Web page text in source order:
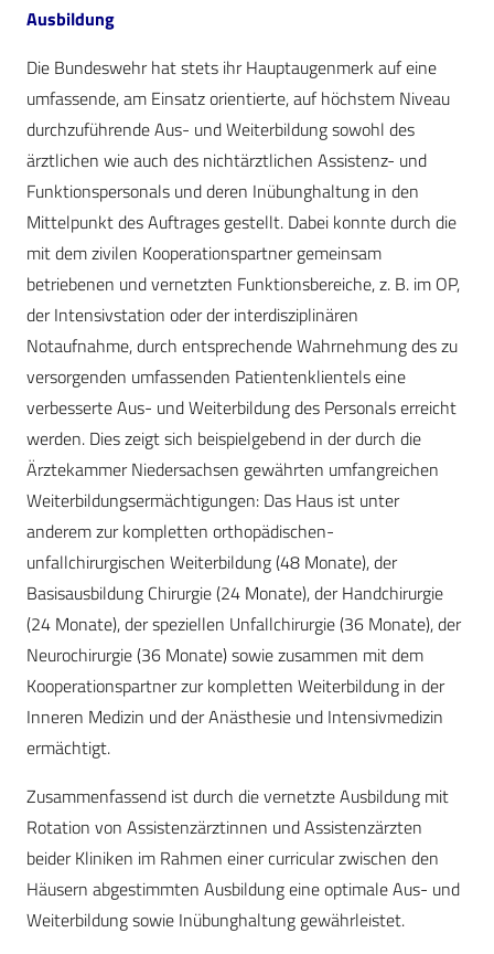
Ausbildung
Die Bundeswehr hat stets ihr Hauptaugenmerk auf eine
umfassende, am Einsatz orientierte, auf höchstem Niveau
durchzuführende Aus- und Weiterbildung sowohl des
ärztlichen wie auch des nichtärztlichen Assistenz- und
Funktionspersonals und deren Inübunghaltung in den
Mittelpunkt des Auftrages gestellt. Dabei konnte durch die
mit dem zivilen Kooperationspartner gemeinsam
betriebenen und vernetzten Funktionsbereiche, z. B. im OP,
der Intensivstation oder der interdisziplinären
Notaufnahme, durch entsprechende Wahrnehmung des zu
versorgenden umfassenden Patientenklientels eine
verbesserte Aus- und Weiterbildung des Personals erreicht
werden. Dies zeigt sich beispielgebend in der durch die
Ärztekammer Niedersachsen gewährten umfangreichen
Weiterbildungsermächtigungen: Das Haus ist unter
anderem zur kompletten orthopädischen-
unfallchirurgischen Weiterbildung (48 Monate), der
Basisausbildung Chirurgie (24 Monate), der Handchirurgie
(24 Monate), der speziellen Unfallchirurgie (36 Monate), der
Neurochirurgie (36 Monate) sowie zusammen mit dem
Kooperationspartner zur kompletten Weiterbildung in der
Inneren Medizin und der Anästhesie und Intensivmedizin
ermächtigt.
Zusammenfassend ist durch die vernetzte Ausbildung mit
Rotation von Assistenzärztinnen und Assistenzärzten
beider Kliniken im Rahmen einer curricular zwischen den
Häusern abgestimmten Ausbildung eine optimale Aus- und
Weiterbildung sowie Inübunghaltung gewährleistet.